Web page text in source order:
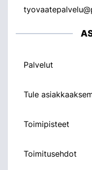
Palvelut
Tule
Toimipisteet
Toimitusehdot